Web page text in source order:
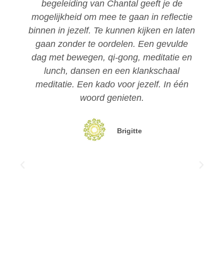
zeer indrukwekkende middag gecreëerd
en ik voel me lichter en heb meer energie.